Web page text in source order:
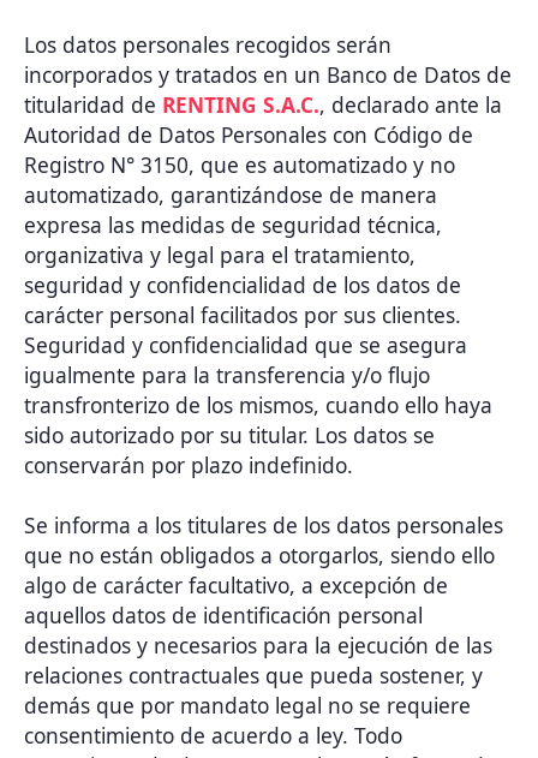
Los datos personales recogidos serán
incorporados y tratados en un Banco de Datos de
titularidad de RENTING S.A.C., declarado ante la
Autoridad de Datos Personales con Código de
Registro N° 3150, que es automatizado y no
automatizado, garantizándose de manera
expresa las medidas de seguridad técnica,
organizativa y legal para el tratamiento,
seguridad y confidencialidad de los datos de
carácter personal facilitados por sus clientes.
Seguridad y confidencialidad que se asegura
igualmente para la transferencia y/o flujo
transfronterizo de los mismos, cuando ello haya
sido autorizado por su titular. Los datos se
conservarán por plazo indefinido.
Se informa a los titulares de los datos personales
que no están obligados a otorgarlos, siendo ello
algo de carácter facultativo, a excepción de
aquellos datos de identificación personal
destinados y necesarios para la ejecución de las
relaciones contractuales que pueda sostener, y
demás que por mandato legal no se requiere
consentimiento de acuerdo a ley. Todo